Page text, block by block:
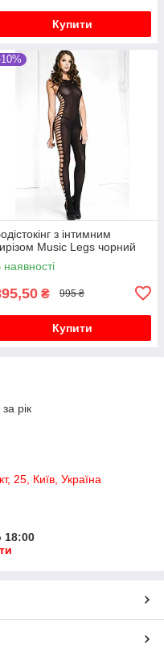
Купити
з інтимним
Music Legs чорний
наявності
₴ 995 ₴
Купити
рік
25, Київ, Україна
18:00